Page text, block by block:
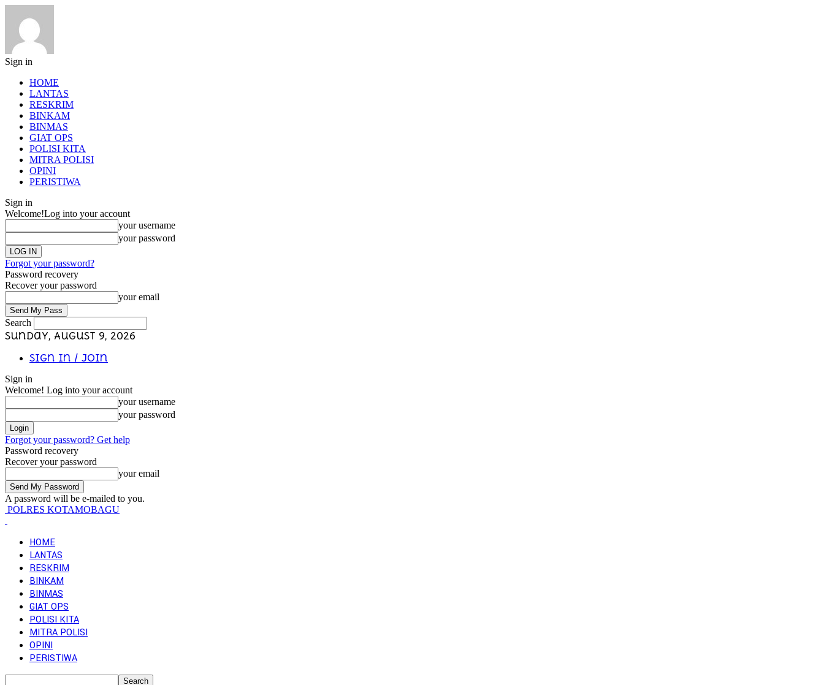
Sign in
HOME
LANTAS
RESKRIM
BINKAM
BINMAS
GIAT OPS
POLISI KITA
MITRA POLISI
OPINI
PERISTIWA
Sign in
Welcome!Log into your account
your username
your password
Forgot your password?
Password recovery
Recover your password
your email
Search
Sunday, August 9, 2026
Sign in / Join
Sign in
Welcome! Log into your account
your username
your password
Forgot your password? Get help
Password recovery
Recover your password
your email
A password will be e-mailed to you.
POLRES KOTAMOBAGU
HOME
LANTAS
RESKRIM
BINKAM
BINMAS
GIAT OPS
POLISI KITA
MITRA POLISI
OPINI
PERISTIWA